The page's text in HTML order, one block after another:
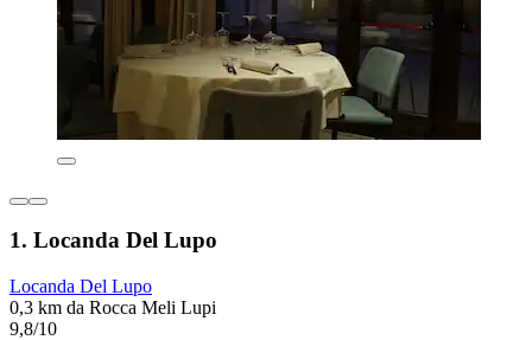
1. Locanda Del Lupo
Locanda Del Lupo
0,3 km da Rocca Meli Lupi
9,8/10